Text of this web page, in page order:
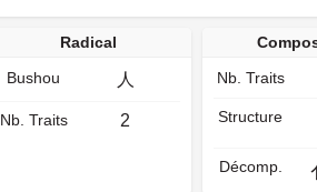
Radical
Bushou
人
Nb. Traits 2
Nb. Traits
Structure
Décomp.